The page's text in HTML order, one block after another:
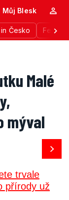
Česko
Můj Blesk
Malé
mýval